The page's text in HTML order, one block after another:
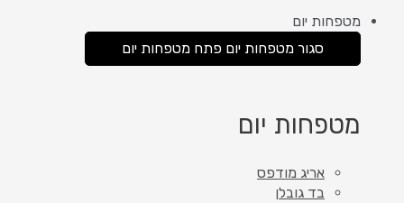
מטפחות יום
סגור מטפחות יום פתח מטפחות יום
מטפחות יום
אריג מודפס
בד גובלן